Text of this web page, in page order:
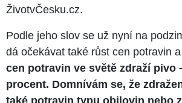
ŽivotvČesku.cz.
Podle jeho slov se už nyní na
dá očekávat také růst cen potravin
cen potravin ve světě zdraží pivo
procent. Domnívám se, že
také potravin typu obilovin nebo